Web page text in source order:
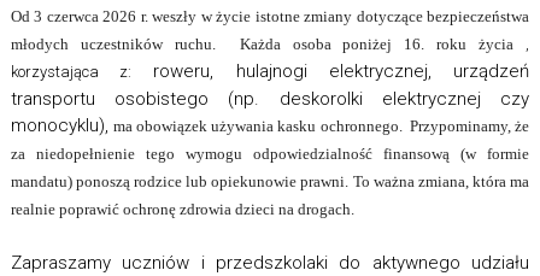
Od 3 czerwca 2026 r. weszły w życie istotne zmiany dotyczące bezpieczeństwa
młodych uczestników ruchu. Każda osoba poniżej 16. roku życia ,
korzystająca z:
roweru, hulajnogi elektrycznej, urządzeń
transportu osobistego (np. deskorolki elektrycznej czy
monocyklu),ma obowiązek używania kasku ochronnego. Przypominamy, że
za niedopełnienie tego wymogu odpowiedzialność finansową (w formie
mandatu) ponoszą rodzice lub opiekunowie prawni. To ważna zmiana, która ma
realnie poprawić ochronę zdrowia dzieci na drogach.
Zapraszamy uczniów i przedszkolaki do aktywnego udziału